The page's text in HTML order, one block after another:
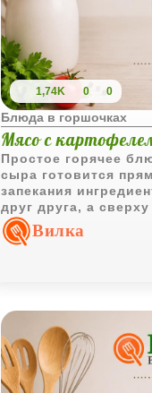
1,74K 0 0
Блюда в горшочках
Мясо с
Простое горячее
сыра готовится
запекания
друг друга, а
сырная корочка.
Вилка